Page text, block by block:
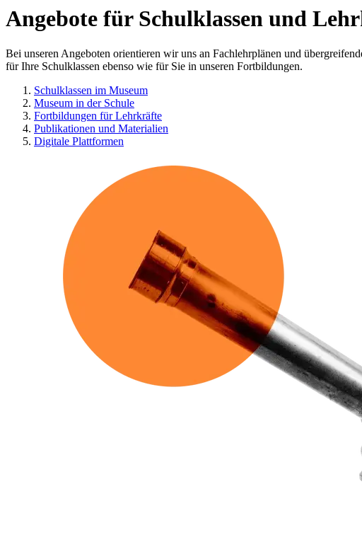
Angebote für Schulklassen und
Bei unseren Angeboten orientieren wir uns an Fachlehrplänen und
für Ihre Schulklassen ebenso wie für Sie in unseren Fortbildungen.
Schulklassen im Museum
Museum in der Schule
Fortbildungen für Lehrkräfte
Publikationen und Materialien
Digitale Plattformen